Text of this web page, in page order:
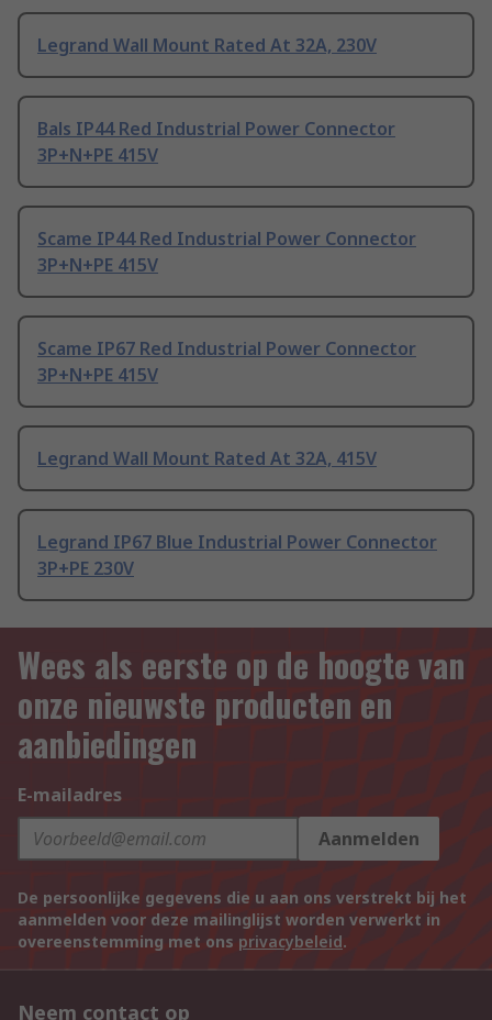
Legrand Wall Mount Rated At 32A, 230V
Bals IP44 Red Industrial Power Connector
3P+N+PE 415V
Scame IP44 Red Industrial Power Connector
3P+N+PE 415V
Scame IP67 Red Industrial Power Connector
3P+N+PE 415V
Legrand Wall Mount Rated At 32A, 415V
Legrand IP67 Blue Industrial Power Connector
3P+PE 230V
Wees als eerste op de hoogte van
onze nieuwste producten en
aanbiedingen
E-mailadres
Aanmelden
De persoonlijke gegevens die u aan ons verstrekt bij het
aanmelden voor deze mailinglijst worden verwerkt in
overeenstemming met ons privacybeleid.
Neem contact op